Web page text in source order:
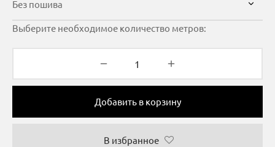
Выберите необходимое количество метров:
Добавить в корзину
В избранное